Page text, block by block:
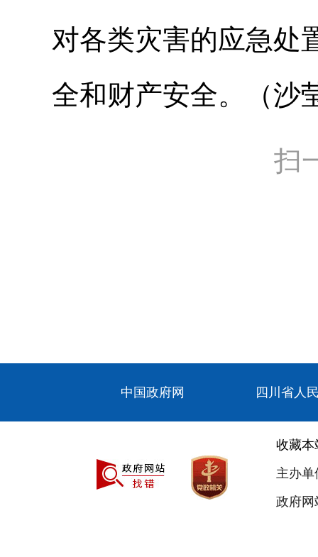
对各类灾害的应急处
全和财产安全。（沙
扫
中国政府网 四川省人
收藏本
主办
政府网